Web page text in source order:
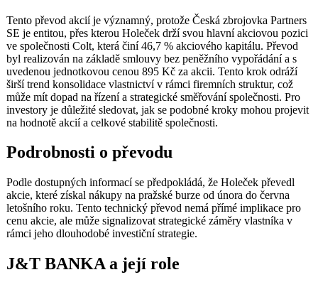
Tento převod akcií je významný, protože Česká zbrojovka Partners
SE je entitou, přes kterou Holeček drží svou hlavní akciovou pozici
ve společnosti Colt, která činí 46,7 % akciového kapitálu. Převod
byl realizován na základě smlouvy bez peněžního vypořádání a s
uvedenou jednotkovou cenou 895 Kč za akcii. Tento krok odráží
širší trend konsolidace vlastnictví v rámci firemních struktur, což
může mít dopad na řízení a strategické směřování společnosti. Pro
investory je důležité sledovat, jak se podobné kroky mohou projevit
na hodnotě akcií a celkové stabilitě společnosti.
Podrobnosti o převodu
Podle dostupných informací se předpokládá, že Holeček převedl
akcie, které získal nákupy na pražské burze od února do června
letošního roku. Tento technický převod nemá přímé implikace pro
cenu akcie, ale může signalizovat strategické záměry vlastníka v
rámci jeho dlouhodobé investiční strategie.
J&T BANKA a její role